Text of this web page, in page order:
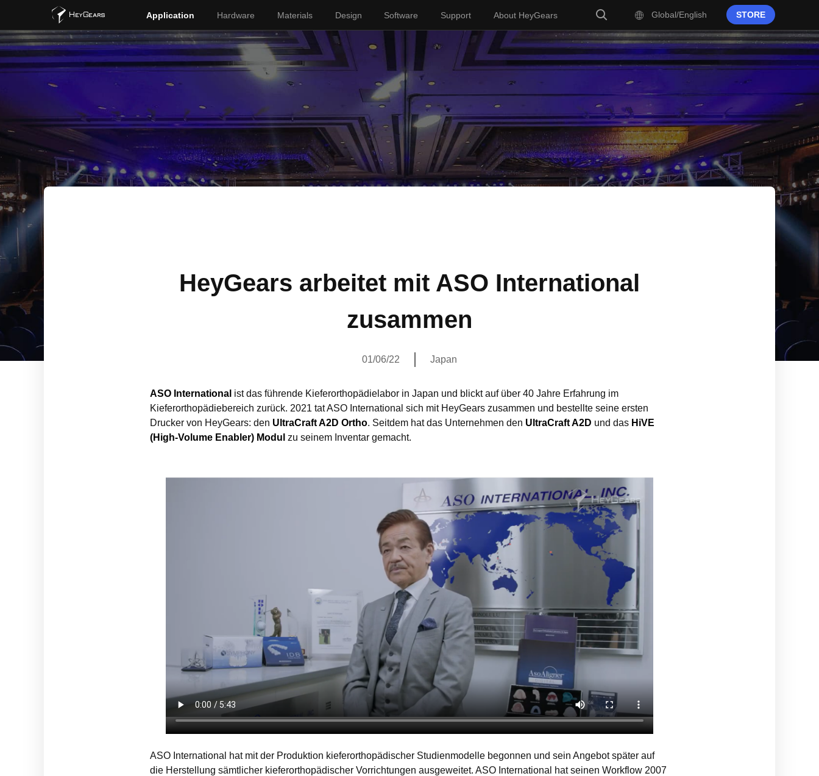
Application Hardware Materials Design Software Support About HeyGears Global/English STORE
HeyGears arbeitet mit ASO International
zusammen
01/06/22 Japan
ASO International ist das führende Kieferorthopädielabor in Japan und blickt auf über 40 Jahre Erfahrung im
Kieferorthopädiebereich zurück. 2021 tat ASO International sich mit HeyGears zusammen und bestellte seine ersten
Drucker von HeyGears: den UltraCraft A2D Ortho. Seitdem hat das Unternehmen den UltraCraft A2D und das HiVE
(High-Volume Enabler) Modul zu seinem Inventar gemacht.
ASO International hat mit der Produktion kieferorthopädischer Studienmodelle begonnen und sein Angebot später auf
die Herstellung sämtlicher kieferorthopädischer Vorrichtungen ausgeweitet. ASO International hat seinen Workflow 2007